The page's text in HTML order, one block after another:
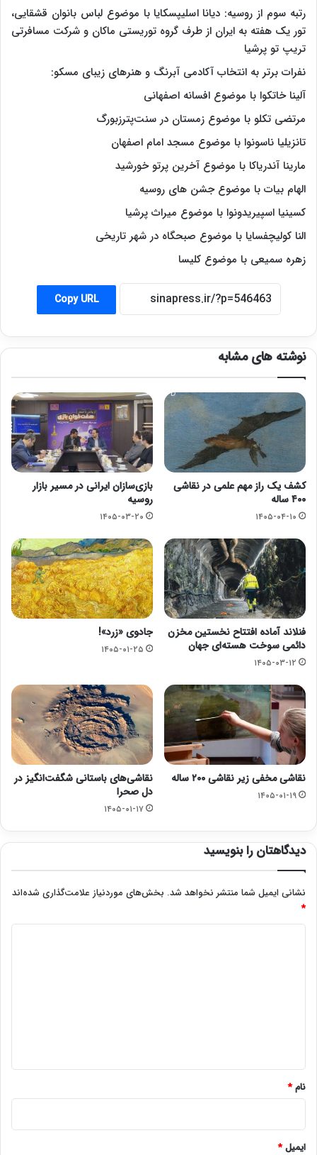
رتبه سوم از روسیه: دیانا اسلیپسکایا با موضوع لباس بانوان قشقایی،
تور یک هفته به ایران از طرف گروه توریستی ماکان و شرکت مسافرتی
تریپ تو پرشیا
نفرات برتر به انتخاب آکادمی آبرنگ و هنرهای زیبای مسکو:
آلینا خاتکوا با موضوع افسانه اصفهانی
مرتضی تکلو با موضوع زمستان در سنت‌پترزبورگ
تانزیلیا ناسونوا با موضوع مسجد امام اصفهان
مارینا آندریاکا با موضوع آخرین پرتو خورشید
الهام بیات با موضوع جشن های روسیه
کسینیا اسپیریدونوا با موضوع میراث پرشیا
النا کولیچفسایا با موضوع صبحگاه در شهر تاریخی
زهره سمیعی با موضوع کلیسا
Copy URL
نوشته های مشابه
کشف یک راز مهم علمی در نقاشی
۴۰۰ ساله
۱۴۰۵-۰۴-۱۰
بازی‌سازان ایرانی در مسیر بازار
روسیه
۱۴۰۵-۰۳-۲۰
فنلاند آماده افتتاح نخستین مخزن
دائمی سوخت هسته‌ای جهان
۱۴۰۵-۰۳-۱۲
جادوی «زرد»!
۱۴۰۵-۰۱-۲۵
نقاشی مخفی زیر نقاشی ۲۰۰ ساله
۱۴۰۵-۰۱-۱۹
نقاشی‌های باستانی شگفت‌انگیز در
دل صحرا
۱۴۰۵-۰۱-۱۷
دیدگاهتان را بنویسید
نشانی ایمیل شما منتشر نخواهد شد. بخش‌های موردنیاز علامت‌گذاری شده‌اند
*
نام*
ایمیل*